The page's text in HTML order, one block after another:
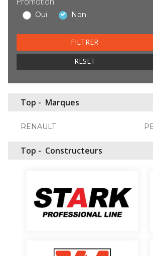
Oui Non
RESET
Top - Marques
RENAULT
Top - Constructeurs